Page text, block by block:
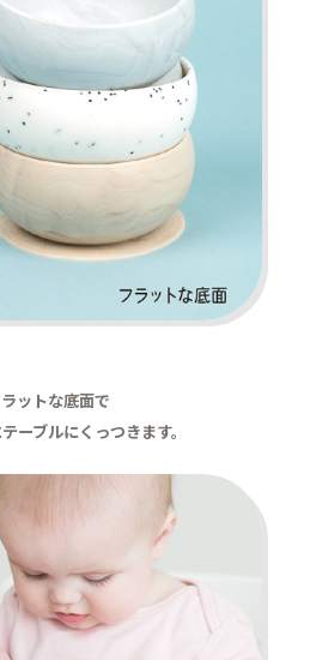
ットな底面で
ーブルにくっつきます。